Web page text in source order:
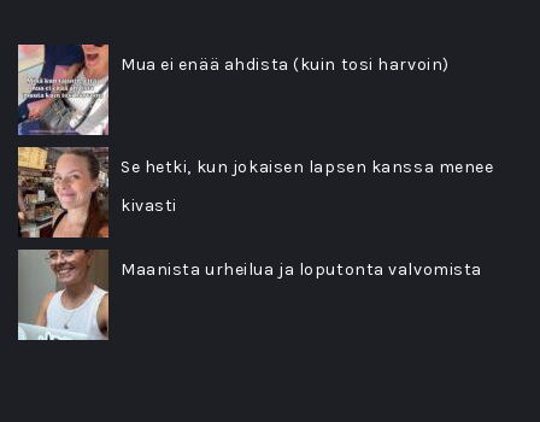
Mua ei enää ahdista (kuin tosi harvoin)
Se hetki, kun jokaisen lapsen kanssa menee
kivasti
Maanista urheilua ja loputonta valvomista